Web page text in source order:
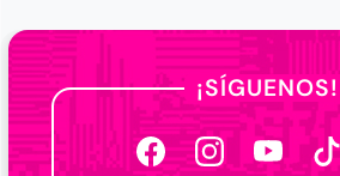
¡SÍGUENOS!